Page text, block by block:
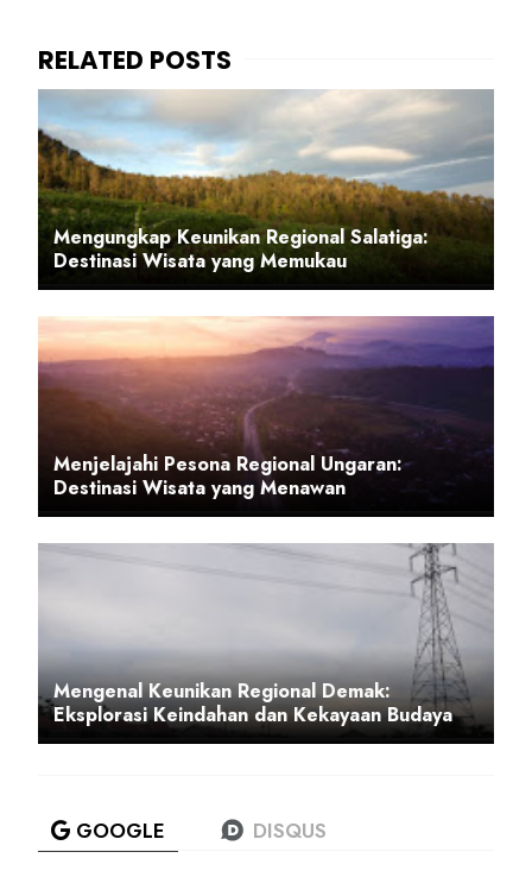
Mengungkap Keunikan Regional Salatiga:
Destinasi Wisata yang Memukau
Menjelajahi Pesona Regional Ungaran:
Destinasi Wisata yang Menawan
Mengenal Keunikan Regional Demak:
Eksplorasi Keindahan dan Kekayaan Budaya